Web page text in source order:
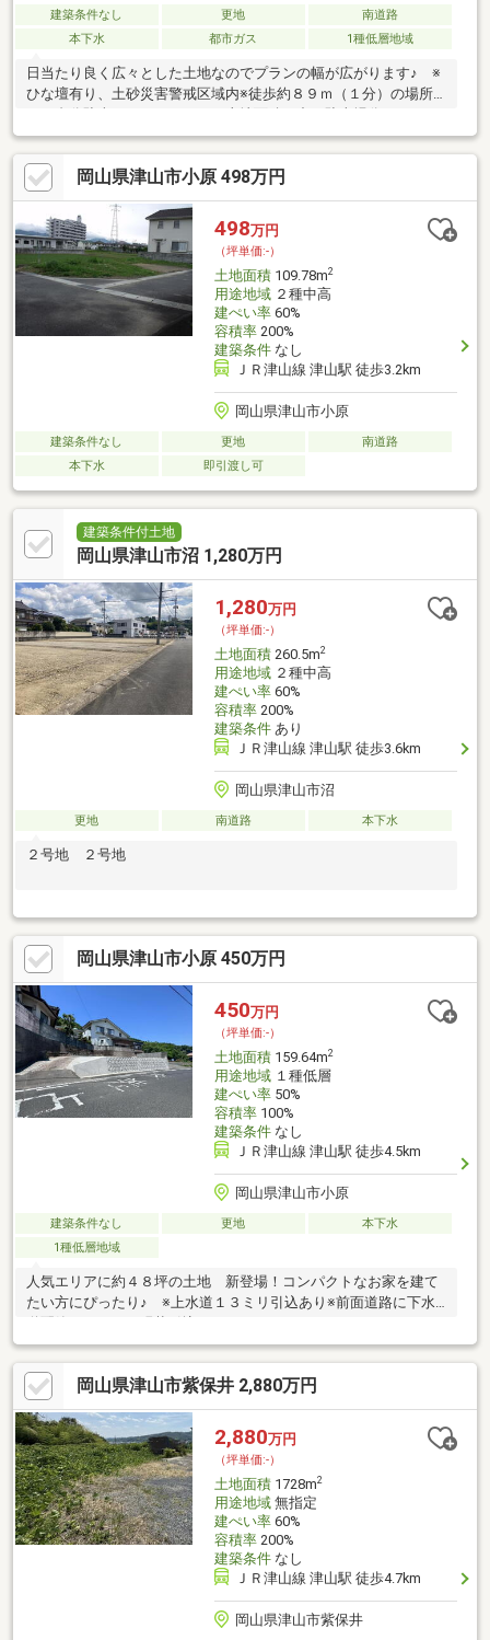
建築条件なし 更地
南道路
本下水
都市ガス 1種低層地域
日当たり良く広々とした土地なのでプランの幅が広がります♪ ※
ひな壇有り、土砂災害警戒区域内※徒歩約８９ｍ（１分）の場所
に１台分駐車スペースがあり、土地面積の中に駐車場分（２３．
５７㎡）も含みます。
岡山県津山市小原 498万円
498万円
（坪単価:-）
土地面積109.78m2
用途地域２種中高
建ぺい率60%
容積率200%
建築条件なし
ＪＲ津山線 津山駅 徒歩3.2km
岡山県津山市小原
建築条件なし 更地
南道路
本下水
即引渡し可
建築条件付土地
岡山県津山市沼 1,280万円
1,280万円
（坪単価:-）
土地面積260.5m2
用途地域２種中高
建ぺい率60%
容積率200%
建築条件あり
ＪＲ津山線 津山駅 徒歩3.6km
岡山県津山市沼
更地 南道路 本下水
２号地 ２号地
岡山県津山市小原 450万円
450万円
（坪単価:-）
土地面積159.64m2
用途地域１種低層
建ぺい率50%
容積率100%
建築条件なし
ＪＲ津山線 津山駅 徒歩4.5km
岡山県津山市小原
建築条件なし 更地
本下水
1種低層地域
人気エリアに約４８坪の土地 新登場！コンパクトなお家を建て
たい方にぴったり♪ ※上水道１３ミリ引込あり※前面道路に下水
岡山県津山市紫保井 2,880万円
2,880万円
（坪単価:-）
土地面積1728m2
用途地域無指定
建ぺい率60%
容積率200%
建築条件なし
ＪＲ津山線 津山駅 徒歩4.7km
岡山県津山市紫保井